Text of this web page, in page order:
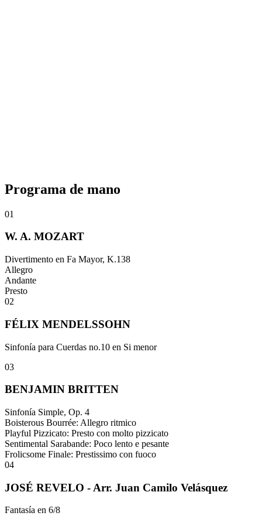
Programa de mano
01
W. A. MOZART
Divertimento en Fa Mayor, K.138
Allegro
Andante
Presto
02
FÉLIX MENDELSSOHN
Sinfonía para Cuerdas no.10 en Si menor
03
BENJAMIN BRITTEN
Sinfonía Simple, Op. 4
Boisterous Bourrée: Allegro ritmico
Playful Pizzicato: Presto con molto pizzicato
Sentimental Sarabande: Poco lento e pesante
Frolicsome Finale: Prestissimo con fuoco
04
JOSÉ REVELO - Arr. Juan Camilo Velásquez
Fantasía en 6/8